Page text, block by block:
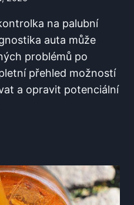
na palubní
auta může
problémů po
přehled možností
a opravit potenciální